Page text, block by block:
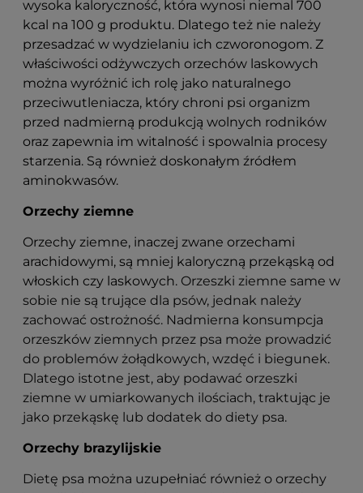
wysoka kaloryczność, która wynosi niemal 700
kcal na 100 g produktu. Dlatego też nie należy
przesadzać w wydzielaniu ich czworonogom. Z
właściwości odżywczych orzechów laskowych
można wyróżnić ich rolę jako naturalnego
przeciwutleniacza, który chroni psi organizm
przed nadmierną produkcją wolnych rodników
oraz zapewnia im witalność i spowalnia procesy
starzenia. Są również doskonałym źródłem
aminokwasów.
Orzechy ziemne
Orzechy ziemne, inaczej zwane orzechami
arachidowymi, są mniej kaloryczną przekąską od
włoskich czy laskowych. Orzeszki ziemne same w
sobie nie są trujące dla psów, jednak należy
zachować ostrożność. Nadmierna konsumpcja
orzeszków ziemnych przez psa może prowadzić
do problemów żołądkowych, wzdęć i biegunek.
Dlatego istotne jest, aby podawać orzeszki
ziemne w umiarkowanych ilościach, traktując je
jako przekąskę lub dodatek do diety psa.
Orzechy brazylijskie
Dietę psa można uzupełniać również o orzechy